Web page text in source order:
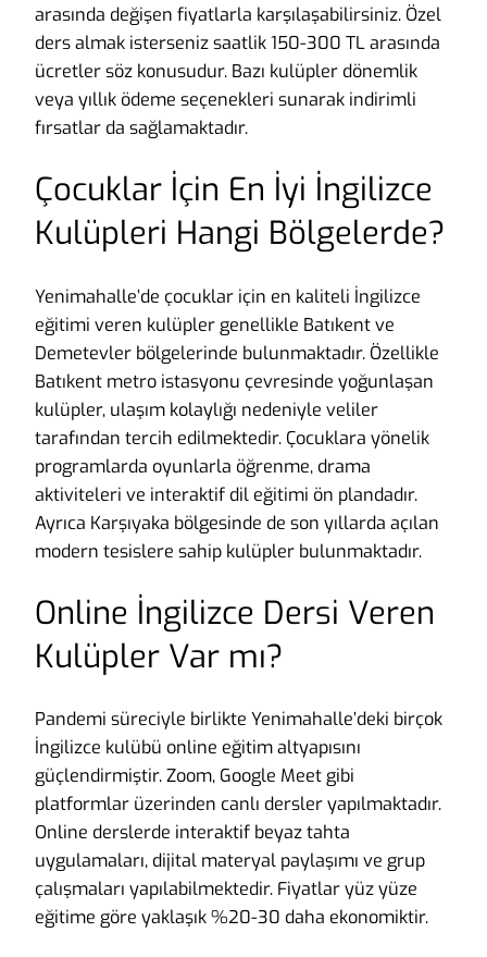
arasında değişen fiyatlarla karşılaşabilirsiniz. Özel
ders almak isterseniz saatlik 150-300 TL arasında
ücretler söz konusudur. Bazı kulüpler dönemlik
veya yıllık ödeme seçenekleri sunarak indirimli
fırsatlar da sağlamaktadır.
Çocuklar İçin En İyi İngilizce
Kulüpleri Hangi Bölgelerde?
Yenimahalle’de çocuklar için en kaliteli İngilizce
eğitimi veren kulüpler genellikle Batıkent ve
Demetevler bölgelerinde bulunmaktadır. Özellikle
Batıkent metro istasyonu çevresinde yoğunlaşan
kulüpler, ulaşım kolaylığı nedeniyle veliler
tarafından tercih edilmektedir. Çocuklara yönelik
programlarda oyunlarla öğrenme, drama
aktiviteleri ve interaktif dil eğitimi ön plandadır.
Ayrıca Karşıyaka bölgesinde de son yıllarda açılan
modern tesislere sahip kulüpler bulunmaktadır.
Online İngilizce Dersi Veren
Kulüpler Var mı?
Pandemi süreciyle birlikte Yenimahalle’deki birçok
İngilizce kulübü online eğitim altyapısını
güçlendirmiştir. Zoom, Google Meet gibi
platformlar üzerinden canlı dersler yapılmaktadır.
Online derslerde interaktif beyaz tahta
uygulamaları, dijital materyal paylaşımı ve grup
çalışmaları yapılabilmektedir. Fiyatlar yüz yüze
eğitime göre yaklaşık %20-30 daha ekonomiktir.